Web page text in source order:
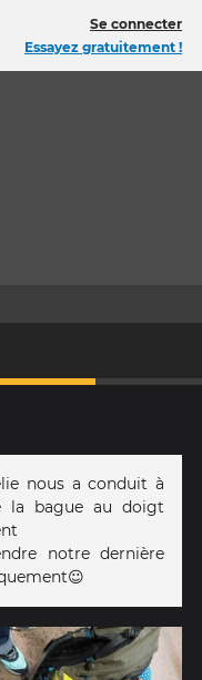
Se connecter
Essayez gratuitement !
nous a conduit à
la bague au doigt
notre dernière